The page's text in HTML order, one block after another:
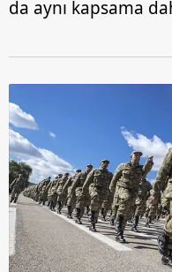
da aynı kapsama